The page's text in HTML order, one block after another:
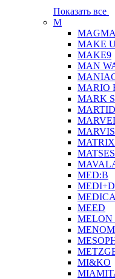
Показать все
M
MAKE
MAKE9
MAN
MARIO
MARK
MARVIS
MATRIX
MED:B
MEED
MELON
MI&KO